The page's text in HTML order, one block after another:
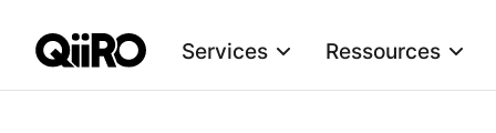
Services Ressources